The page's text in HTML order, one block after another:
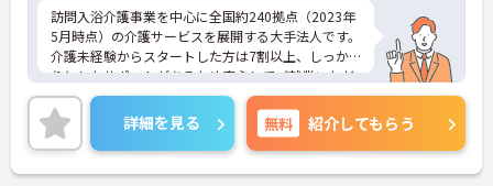
訪問入浴介護事業を中心に全国約240拠点（2023年
5月時点）の介護サービスを展開する大手法人です。
介護未経験からスタートした方は7割以上、しっか
りとしたサポートがあるため安心してご就業いただ
けます。お風呂に入れなくて困っている方に、手を
差し伸べてあげられるとてもやりがいのあるお仕事
です。夜勤なし、完全週休二日制、希望休制度もあ
り、プライベートとの両立もしやすい環境です。ご
興味ある方には、面接対策ポイントなど、さらに詳
詳細を見る 無料 紹介してもらう